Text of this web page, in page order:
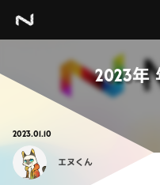
2023年
2023.01.10
エヌくん